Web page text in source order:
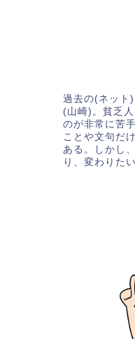
過去の(ネット
(山崎)。貧乏
のが非常に苦
ことや文句だ
ある。しかし
り、変わりた